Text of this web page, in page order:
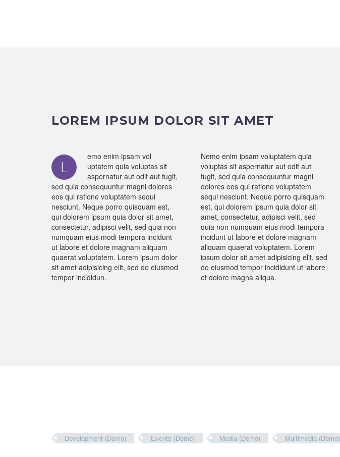
LOREM IPSUM DOLOR SIT AMET
L
emo enim ipsam vol
uptatem quia voluptas sit
aspernatur aut odit aut fugit,
sed quia consequuntur magni dolores
eos qui ratione voluptatem sequi
nesciunt. Neque porro quisquam est,
qui dolorem ipsum quia dolor sit amet,
consectetur, adipisci velit, sed quia non
numquam eius modi tempora incidunt
ut labore et dolore magnam aliquam
quaerat voluptatem. Lorem ipsum dolor
sit amet adipisicing elit, sed do eiusmod
tempor incididun.
Nemo enim ipsam voluptatem quia
voluptas sit aspernatur aut odit aut
fugit, sed quia consequuntur magni
dolores eos qui ratione voluptatem
sequi nesciunt. Neque porro quisquam
est, qui dolorem ipsum quia dolor sit
amet, consectetur, adipisci velit, sed
quia non numquam eius modi tempora
incidunt ut labore et dolore magnam
aliquam quaerat voluptatem. Lorem
ipsum dolor sit amet adipisicing elit, sed
do eiusmod tempor incididunt ut labore
et dolore magna aliqua.
Development (Demo) Events (Demo) Media (Demo) Multimedia (Demo)